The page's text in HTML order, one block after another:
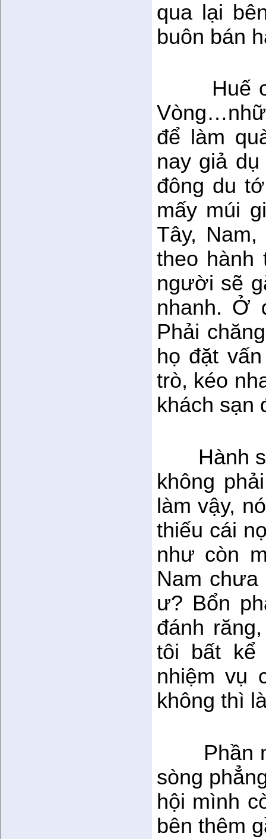
qua lại
buôn bán
Huế
để làm
nay giả
đông du
mấy múi
Tây,
theo hành
người sẽ
nhanh. Ở
Phải
họ đặt
trò, kéo
khách sạn
Hành
không
làm vậy,
thiếu cái
như còn
Nam
ư? Bổn
đánh
tôi bất kể
nhiệm vụ
không thì
Phần
sòng
hội mình
bên thêm